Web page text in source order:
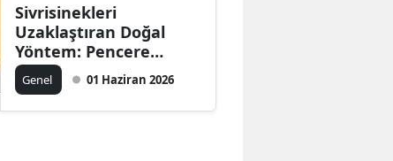
Sivrisinekleri
Uzaklaştıran Doğal
Yöntem: Pencere
Önüne Bu Bitkileri
Koymak Yetiyor
Genel 01 Haziran 2026